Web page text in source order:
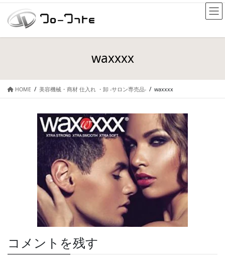
waxxxx
HOME 美容機械・商材 仕入れ ・卸 -サロン専売品- waxxxx
コメントを残す